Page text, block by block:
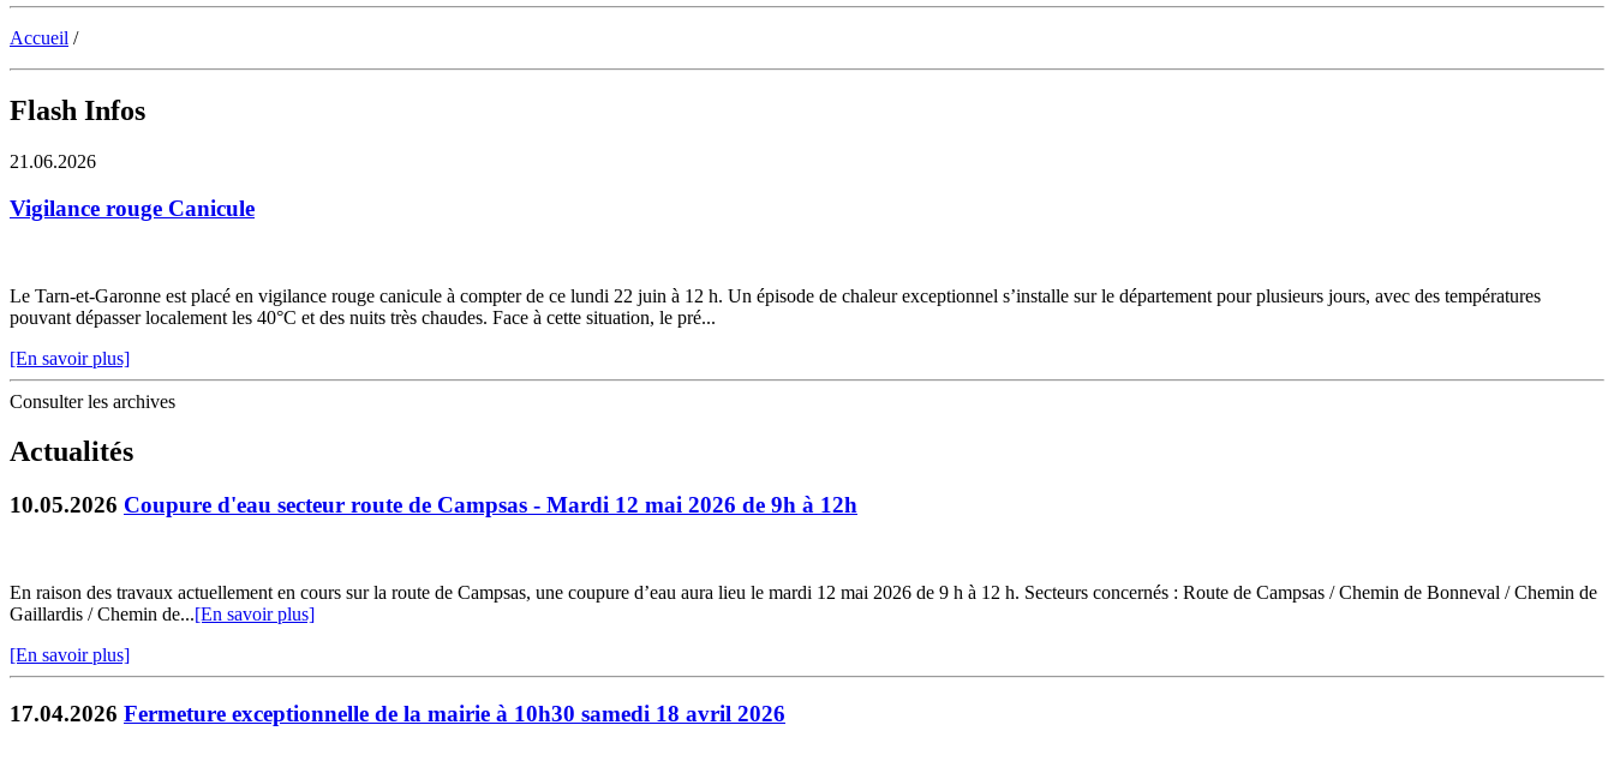
Accueil /
Flash Infos
21.06.2026
Vigilance rouge Canicule
Le Tarn-et-Garonne est placé en vigilance rouge canicule à compter de ce lundi 22 juin à 12 h. Un épisode de chaleur exceptionnel s’installe sur le département pour plusieurs jours, avec des températures
pouvant dépasser localement les 40°C et des nuits très chaudes. Face à cette situation, le pré...
[En savoir plus]
Consulter les archives
Actualités
10.05.2026 Coupure d'eau secteur route de Campsas - Mardi 12 mai 2026 de 9h à 12h
En raison des travaux actuellement en cours sur la route de Campsas, une coupure d’eau aura lieu le mardi 12 mai 2026 de 9 h à 12 h. Secteurs concernés : Route de Campsas / Chemin de Bonneval / Chemin de
Gaillardis / Chemin de...[En savoir plus]
[En savoir plus]
17.04.2026 Fermeture exceptionnelle de la mairie à 10h30 samedi 18 avril 2026